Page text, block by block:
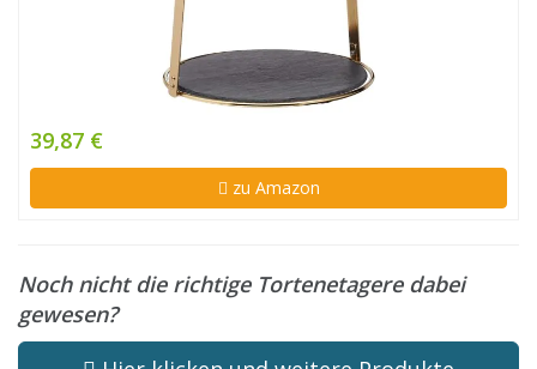
39,87 €
zu Amazon
Noch nicht die richtige Tortenetagere dabei
gewesen?